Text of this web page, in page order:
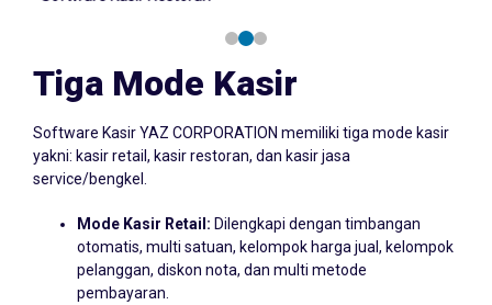
Tiga Mode Kasir
yakni: kasir retail, kasir restoran, dan kasir jasa
service/bengkel.
otomatis, multi satuan, kelompok harga jual, kelompok
pelanggan, diskon nota, dan multi metode
pembayaran.
Mode Kasir Restoran: